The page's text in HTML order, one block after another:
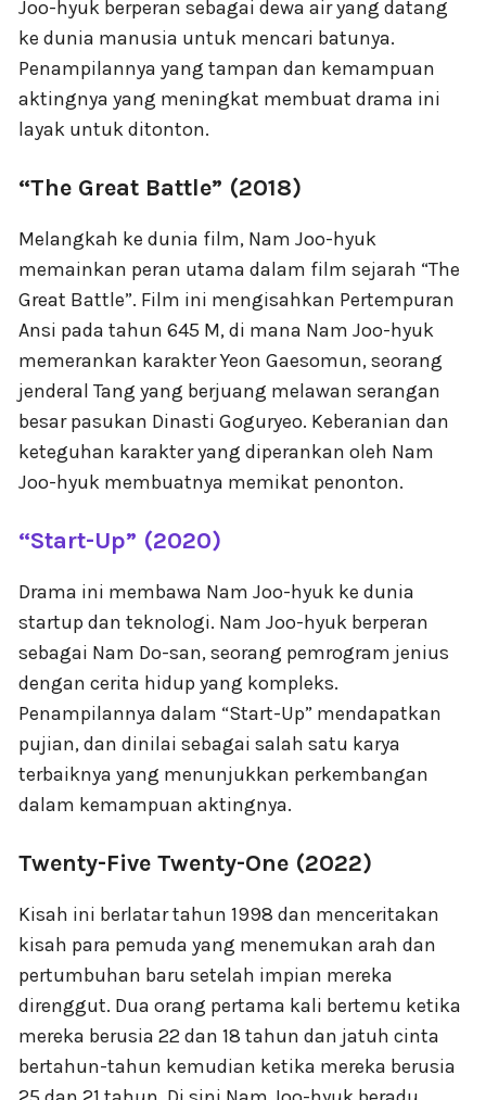
Joo-hyuk berperan sebagai dewa air yang datang
ke dunia manusia untuk mencari batunya.
Penampilannya yang tampan dan kemampuan
aktingnya yang meningkat membuat drama ini
layak untuk ditonton.
“The Great Battle” (2018)
Melangkah ke dunia film, Nam Joo-hyuk
memainkan peran utama dalam film sejarah “The
Great Battle”. Film ini mengisahkan Pertempuran
Ansi pada tahun 645 M, di mana Nam Joo-hyuk
memerankan karakter Yeon Gaesomun, seorang
jenderal Tang yang berjuang melawan serangan
besar pasukan Dinasti Goguryeo. Keberanian dan
keteguhan karakter yang diperankan oleh Nam
Joo-hyuk membuatnya memikat penonton.
“Start-Up” (2020)
Drama ini membawa Nam Joo-hyuk ke dunia
startup dan teknologi. Nam Joo-hyuk berperan
sebagai Nam Do-san, seorang pemrogram jenius
dengan cerita hidup yang kompleks.
Penampilannya dalam “Start-Up” mendapatkan
pujian, dan dinilai sebagai salah satu karya
terbaiknya yang menunjukkan perkembangan
dalam kemampuan aktingnya.
Twenty-Five Twenty-One (2022)
Kisah ini berlatar tahun 1998 dan menceritakan
kisah para pemuda yang menemukan arah dan
pertumbuhan baru setelah impian mereka
direnggut. Dua orang pertama kali bertemu ketika
mereka berusia 22 dan 18 tahun dan jatuh cinta
bertahun-tahun kemudian ketika mereka berusia